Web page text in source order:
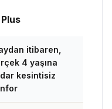
itibaren,
4 yaşına
kesintisiz